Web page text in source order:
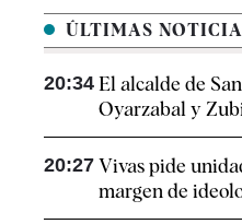
ÚLTIMAS
20:34 El alcalde de
Oyarzabal y
20:27 Vivas pide
margen de